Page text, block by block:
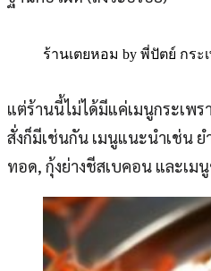
ร้านเตยหอม by พี่ปัตย์ กระ
แต่ร้านนี้ไม่ได้มีแค่เมนูกระเพ
สั่งก็มีเช่นกัน เมนูแนะนำเช่น
ทอด, กุ้งย่างชีสเบคอน และเม